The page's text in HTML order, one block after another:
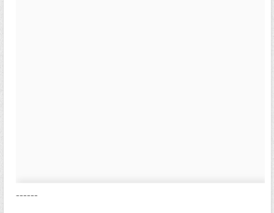
------